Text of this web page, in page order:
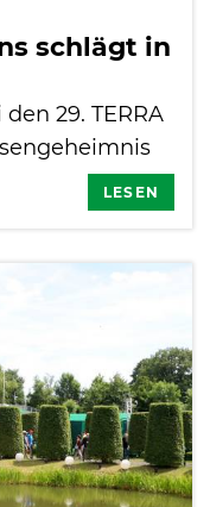
schlägt in
29. TERRA
LESEN